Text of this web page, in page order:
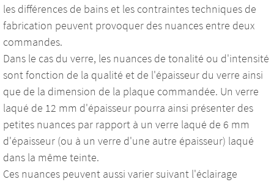
les différences de bains et les contraintes techniques de
fabrication peuvent provoquer des nuances entre deux
commandes.
Dans le cas du verre, les nuances de tonalité ou d'intensité
sont fonction de la qualité et de l'épaisseur du verre ainsi
que de la dimension de la plaque commandée. Un verre
laqué de 12 mm d'épaisseur pourra ainsi présenter des
petites nuances par rapport à un verre laqué de 6 mm
d'épaisseur (ou à un verre d'une autre épaisseur) laqué
dans la même teinte.
Ces nuances peuvent aussi varier suivant l'éclairage